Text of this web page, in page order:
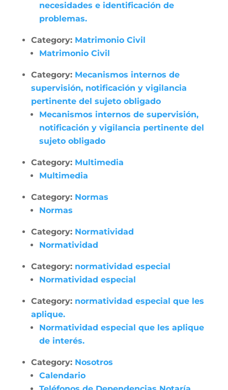
necesidades e identificación de
problemas.
Category: Matrimonio Civil
Matrimonio Civil
Category: Mecanismos internos de
supervisión, notificación y vigilancia
pertinente del sujeto obligado
Mecanismos internos de supervisión,
notificación y vigilancia pertinente del
sujeto obligado
Category: Multimedia
Multimedia
Category: Normas
Normas
Category: Normatividad
Normatividad
Category: normatividad especial
Normatividad especial
Category: normatividad especial que les
aplique.
Normatividad especial que les aplique
de interés.
Category: Nosotros
Calendario